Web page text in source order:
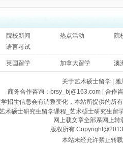
院校新闻 热点活动
院
语言考试
英国留学 加拿大留学 澳
关于艺术硕士留学
雅
商务合作咨询：brsy_bj@163.com | 合作
招生信息会有调整变化，本站所提供的所
术硕士研究生留学课程_艺术硕士研究生
网上载文章全部系网上
版权所有
本站未经允许禁止转